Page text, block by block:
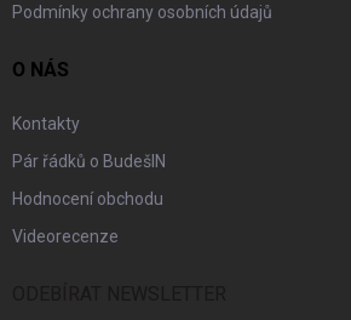
Podmínky ochrany osobních údajů
O NÁS
Kontakty
Pár řádků o BudešIN
Hodnocení obchodu
Videorecenze